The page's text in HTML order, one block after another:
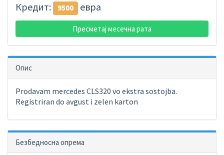
Кредит:
9500 евра
Пресметај месечна рата
Опис
Prodavam mercedes CLS320 vo ekstra sostojba.
Registriran do avgust i zelen karton
Безбедносна опрема